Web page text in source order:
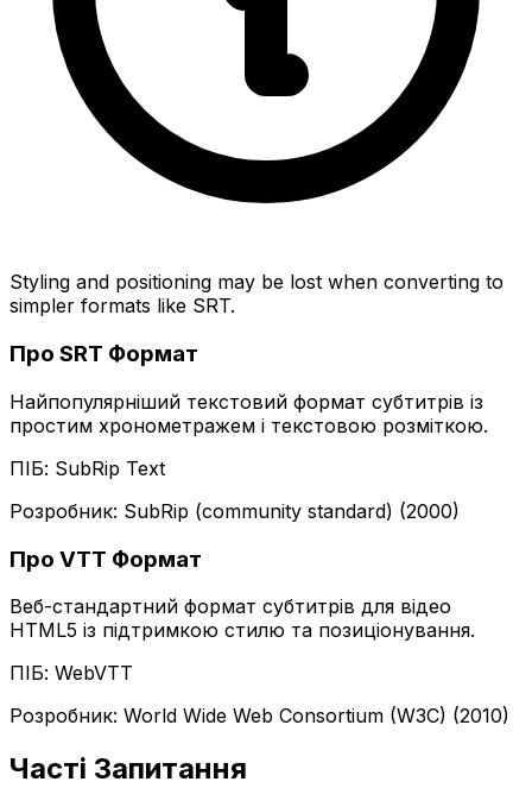
Styling and positioning may be lost when converting to
simpler formats like SRT.
Про SRT Формат
Найпопулярніший текстовий формат субтитрів із
простим хронометражем і текстовою розміткою.
ПІБ: SubRip Text
Розробник: SubRip (community standard) (2000)
Про VTT Формат
Веб-стандартний формат субтитрів для відео
HTML5 із підтримкою стилю та позиціонування.
ПІБ: WebVTT
Розробник: World Wide Web Consortium (W3C) (2010)
Часті Запитання